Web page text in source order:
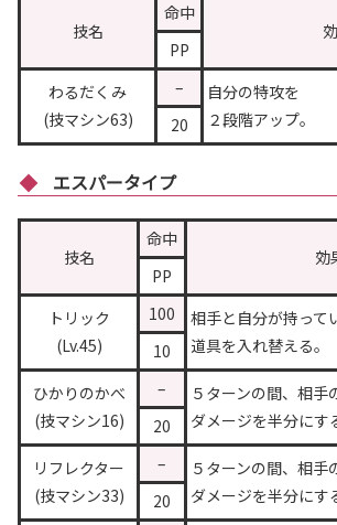
技名
命中
PP
わるだくみ
(技マシン63)
–
自分の特攻を
２段階アップ。
20
エスパータイプ
技名
命中
効
PP
トリック
(Lv.45)
100
相手と自分が持って
道具を入れ替える。
10
ひかりのかべ
(技マシン16)
–
５ターンの間、相手
ダメージを半分にす
20
リフレクター
(技マシン33)
–
５ターンの間、相手
ダメージを半分にす
20